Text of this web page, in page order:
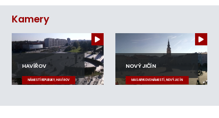
Kamery
HAVÍŘOV
NÁMĚSTÍ REPUBLIKY, HAVÍŘOV
NOVÝ JIČÍN
MASARYKOVO NÁMĚSTÍ, NOVÝ JIČÍN